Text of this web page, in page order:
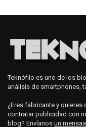
Teknófilo es uno de los
análisis de smartphones,
¿Eres fabricante y
contratar publicidad con
blog? Envíanos un